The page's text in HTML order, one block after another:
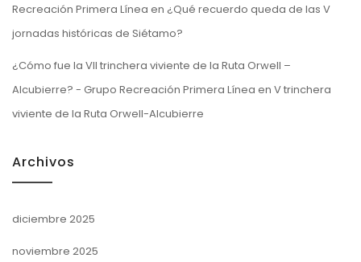
Recreación Primera Línea en ¿Qué recuerdo queda de las V
jornadas históricas de Siétamo?
¿Cómo fue la VII trinchera viviente de la Ruta Orwell –
Alcubierre? - Grupo Recreación Primera Línea en V trinchera
viviente de la Ruta Orwell-Alcubierre
Archivos
diciembre 2025
noviembre 2025